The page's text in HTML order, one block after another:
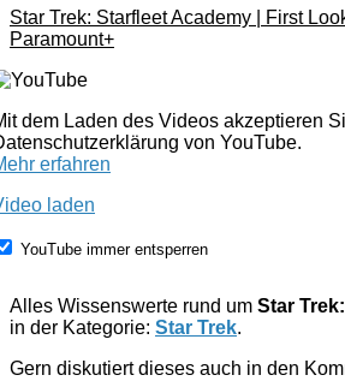
Star Trek: Starfleet Academy | First
Paramount+
dem Laden des Videos akzeptieren
von YouTube.
erfahren
laden
YouTube immer entsperren
Alles Wissenswerte rund um Star
in der Kategorie: Star Trek.
Gern diskutiert dieses auch in den